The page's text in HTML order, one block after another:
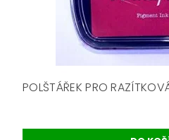
POLŠTÁŘEK PRO